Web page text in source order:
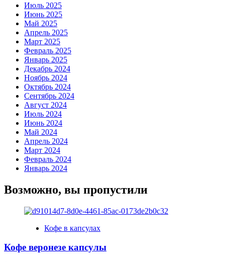
Июль 2025
Июнь 2025
Май 2025
Апрель 2025
Март 2025
Февраль 2025
Январь 2025
Декабрь 2024
Ноябрь 2024
Октябрь 2024
Сентябрь 2024
Август 2024
Июль 2024
Июнь 2024
Май 2024
Апрель 2024
Март 2024
Февраль 2024
Январь 2024
Возможно, вы пропустили
Кофе в капсулах
Кофе веронезе капсулы